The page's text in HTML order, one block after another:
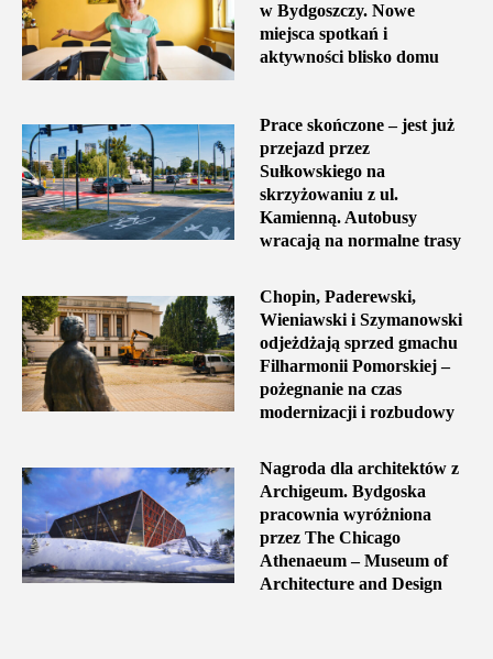
w Bydgoszczy. Nowe
miejsca spotkań i
aktywności blisko domu
Prace skończone – jest już
przejazd przez
Sułkowskiego na
skrzyżowaniu z ul.
Kamienną. Autobusy
wracają na normalne trasy
Chopin, Paderewski,
Wieniawski i Szymanowski
odjeżdżają sprzed gmachu
Filharmonii Pomorskiej –
pożegnanie na czas
modernizacji i rozbudowy
Nagroda dla architektów z
Archigeum. Bydgoska
pracownia wyróżniona
przez The Chicago
Athenaeum – Museum of
Architecture and Design